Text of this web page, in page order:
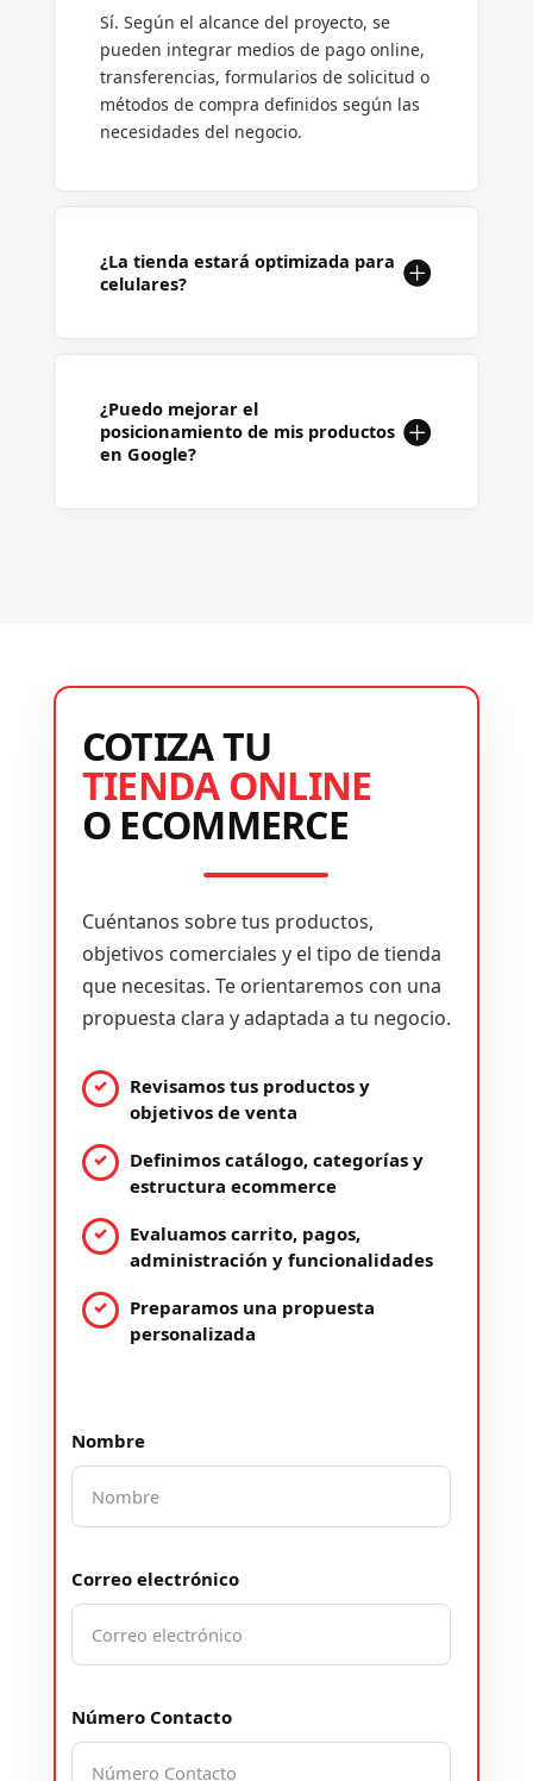
Sí. Según el alcance del proyecto, se
pueden integrar medios de pago online,
transferencias, formularios de solicitud o
métodos de compra definidos según las
necesidades del negocio.
¿La tienda estará optimizada para
celulares?
¿Puedo mejorar el
posicionamiento de mis productos
en Google?
COTIZA TU
TIENDA ONLINE
O ECOMMERCE
Cuéntanos sobre tus productos,
objetivos comerciales y el tipo de tienda
que necesitas. Te orientaremos con una
propuesta clara y adaptada a tu negocio.
Revisamos tus productos y
objetivos de venta
Definimos catálogo, categorías y
estructura ecommerce
Evaluamos carrito, pagos,
administración y funcionalidades
Preparamos una propuesta
personalizada
Nombre
Correo electrónico
Número Contacto